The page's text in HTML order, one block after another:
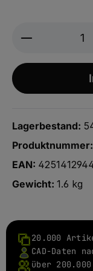
Produkt
Lagerbestand:
Produktnummer:
EAN:
Gewicht: 1.6 kg
20.000
CAD-Daten
über